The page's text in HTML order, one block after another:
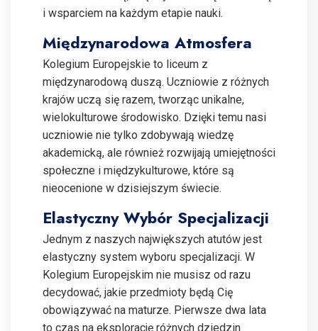
i wsparciem na każdym etapie nauki.
Międzynarodowa Atmosfera
Kolegium Europejskie to liceum z
międzynarodową duszą. Uczniowie z różnych
krajów uczą się razem, tworząc unikalne,
wielokulturowe środowisko. Dzięki temu nasi
uczniowie nie tylko zdobywają wiedzę
akademicką, ale również rozwijają umiejętności
społeczne i międzykulturowe, które są
nieocenione w dzisiejszym świecie.
Elastyczny Wybór Specjalizacji
Jednym z naszych największych atutów jest
elastyczny system wyboru specjalizacji. W
Kolegium Europejskim nie musisz od razu
decydować, jakie przedmioty będą Cię
obowiązywać na maturze. Pierwsze dwa lata
to czas na eksplorację różnych dziedzin